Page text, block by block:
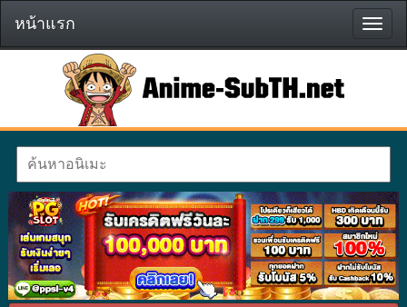
หน้า
แรก
หน้าแรก